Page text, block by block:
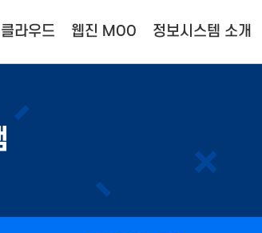
클라우드 웹진 MOO 정보시스템 소개